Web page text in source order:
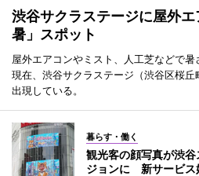
渋谷サクラステージに屋外
暑」スポット
屋外エアコンやミスト、人工芝などで
現在、渋谷サクラステージ（渋谷区桜丘
出現している。
暮らす・働く
観光客の顔写真が渋
ジョンに 新サービス